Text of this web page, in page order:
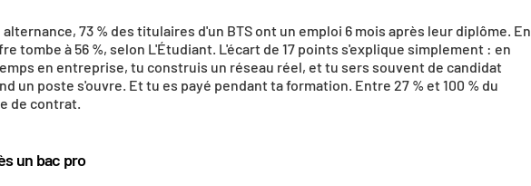
73 % des titulaires d'un BTS ont un emploi 6 mois après leur diplôme. En
tombe à 56 %, selon L'Étudiant. L'écart de 17 points s'explique simplement : en
en entreprise, tu construis un réseau réel, et tu sers souvent de candidat
un poste s'ouvre. Et tu es payé pendant ta formation. Entre 27 % et 100 % du
de contrat.
un bac pro